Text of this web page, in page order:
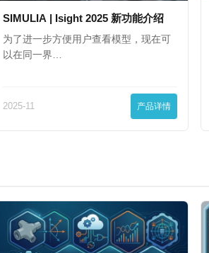
SIMULIA | Isight 2025 新功能介绍
为了进一步方便用户查看模型，现在可
以在同一界…
2025-11 产品详情